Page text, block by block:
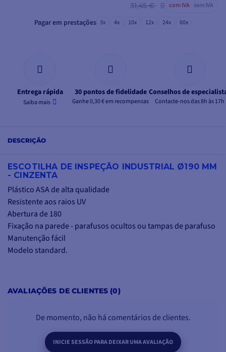
31,45 € com IVA sem IVA
Pagar em prestações 3x 4x 10x 12x 24x 60x
Entrega rápida
Saiba mais
30 pontos de fidelidade
Ganhe 0,30 € em recompensas
Conselhos de
Contacte-nos das 8h às 17h
DESCRIÇÃO
ESCOTILHA DE INSPEÇÃO INDUSTRIAL Ø190 MM
- CINZENTA
Plástico ASA de alta qualidade
Resistente aos raios UV
Abertura de 180
Fixação na parede - parafusos ocultos ou tampas de parafuso
Manutenção fácil
Modelo standard.
AVALIAÇÕES DE CLIENTES (0)
De momento, não há comentários de clientes.
INICIE SESSÃO PARA DEIXAR UMA AVALIAÇÃO